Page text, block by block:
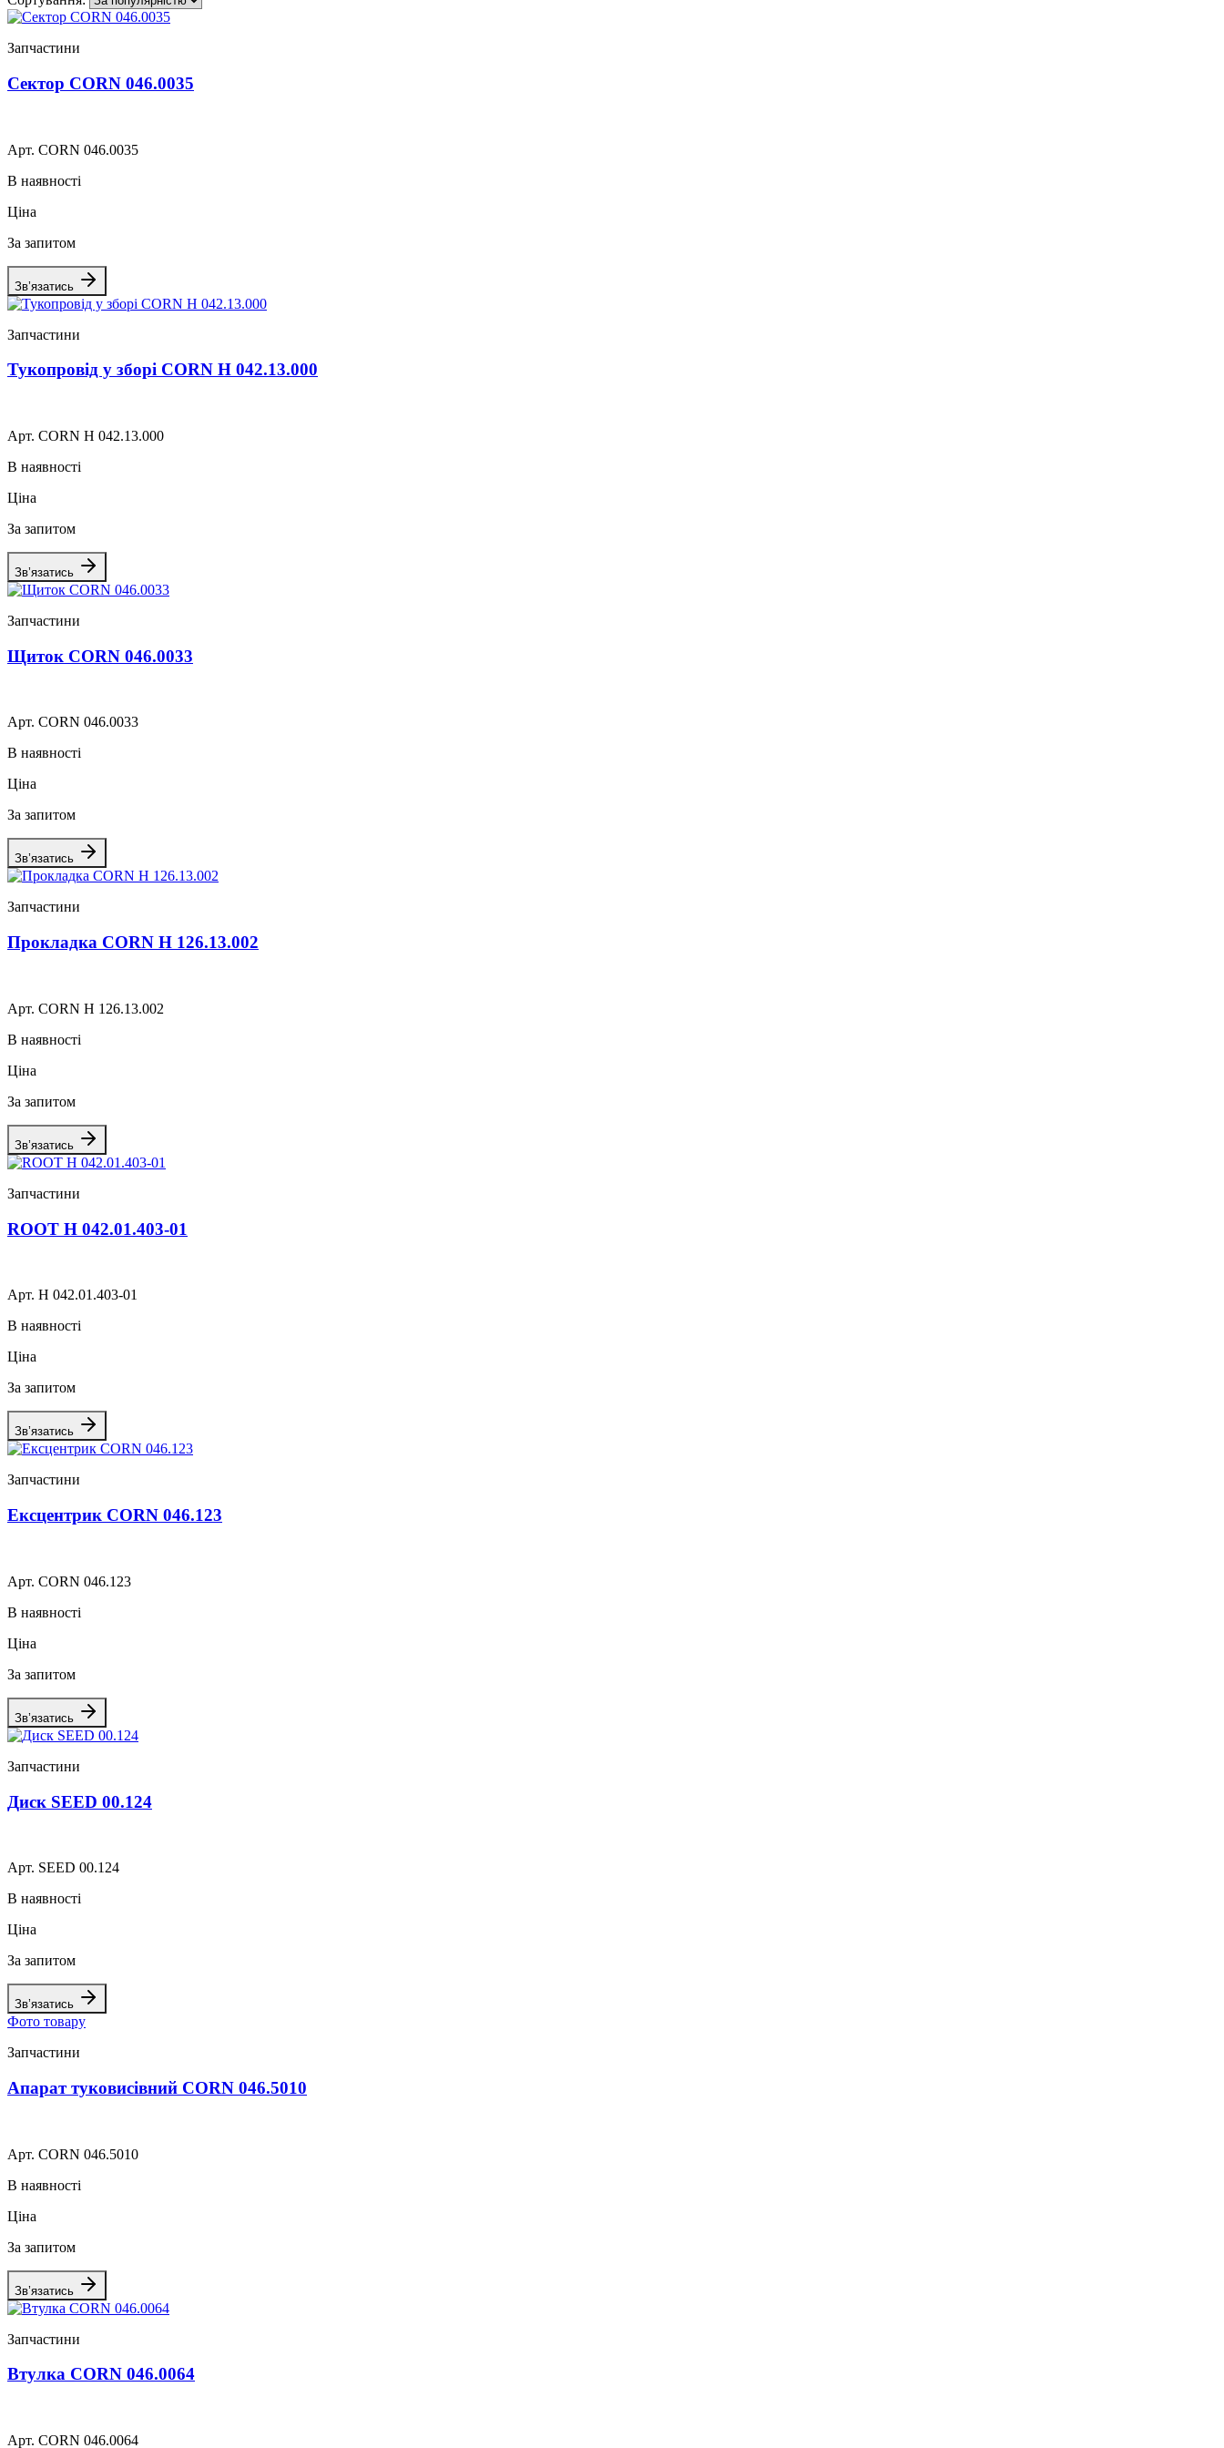
Запчастини
Сектор CORN 046.0035
Арт. CORN 046.0035
В наявності
Ціна
За запитом
Зв’язатись
Запчастини
Тукопровід у зборі CORN H 042.13.000
Арт. CORN H 042.13.000
В наявності
Ціна
За запитом
Зв’язатись
Запчастини
Щиток CORN 046.0033
Арт. CORN 046.0033
В наявності
Ціна
За запитом
Зв’язатись
Запчастини
Прокладка CORN Н 126.13.002
Арт. CORN Н 126.13.002
В наявності
Ціна
За запитом
Зв’язатись
Запчастини
ROOT H 042.01.403-01
Арт. H 042.01.403-01
В наявності
Ціна
За запитом
Зв’язатись
Запчастини
Ексцентрик CORN 046.123
Арт. CORN 046.123
В наявності
Ціна
За запитом
Зв’язатись
Запчастини
Диск SEED 00.124
Арт. SEED 00.124
В наявності
Ціна
За запитом
Зв’язатись
Фото товару
Запчастини
Апарат туковисівний CORN 046.5010
Арт. CORN 046.5010
В наявності
Ціна
За запитом
Зв’язатись
Запчастини
Втулка CORN 046.0064
Арт. CORN 046.0064